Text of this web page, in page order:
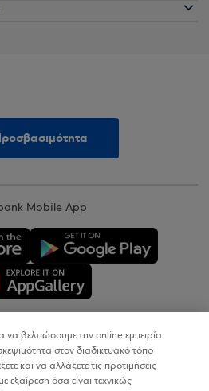
Mobile App
© 2026
να βελτιώσουμε την online εμπειρία
στον διαδικτυακό τόπο
και να αλλάξετε τις προτιμήσεις
εξαίρεση όσα είναι τεχνικώς